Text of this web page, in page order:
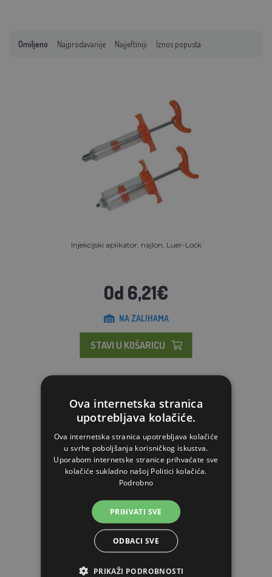
Omiljeno Najprodavanije Najjeftiniji Iznos popusta
Injekcijski aplikator, najlon, Luer-Lock
Od 6,21€
NA ZALIHAMA
STAVI U KOŠARICU
Ova internetska stranica
upotrebljava kolačiće.
Ova internetska stranica upotrebljava kolačiće
u svrhe poboljšanja korisničkog iskustva.
Uporabom internetske stranice prihvaćate sve
kolačiće sukladno našoj Politici kolačića.
Podrobno
PRIHVATI SVE
ODBACI SVE
PRIKAŽI PODROBNOSTI